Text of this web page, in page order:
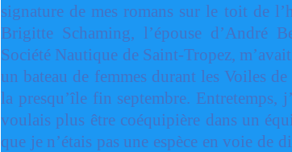
signature de mes romans sur le toit de
Brigitte Schaming, l’épouse d’André
Société Nautique de Saint-Tropez,
un bateau de femmes durant les Voiles
la presqu’île fin septembre. Entretemps,
voulais plus être coéquipière dans un
que je n’étais pas une espèce en voie de